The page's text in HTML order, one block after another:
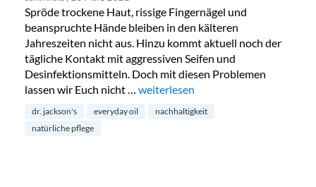
Spröde trockene Haut, rissige Fingernägel und
beanspruchte Hände bleiben in den kälteren
Jahreszeiten nicht aus. Hinzu kommt aktuell noch der
tägliche Kontakt mit aggressiven Seifen und
Desinfektionsmitteln. Doch mit diesen Problemen
lassen wir Euch nicht … „Beauty Allrounder: ein Öl für alle
weiterlesen
dr. jackson's everyday oil
nachhaltigkeit
natürliche pflege